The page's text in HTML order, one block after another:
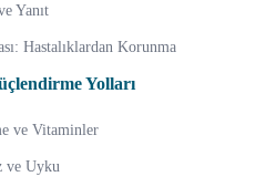
Yanıt
Hastalıklardan Korunma
Yolları
ve Vitaminler
ve Uyku